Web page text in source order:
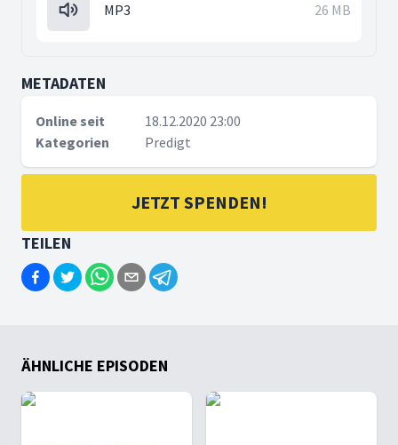
MP3 26 MB
METADATEN
Online seit
18.12.2020 23:00
Kategorien
Predigt
JETZT SPENDEN!
TEILEN
ÄHNLICHE EPISODEN